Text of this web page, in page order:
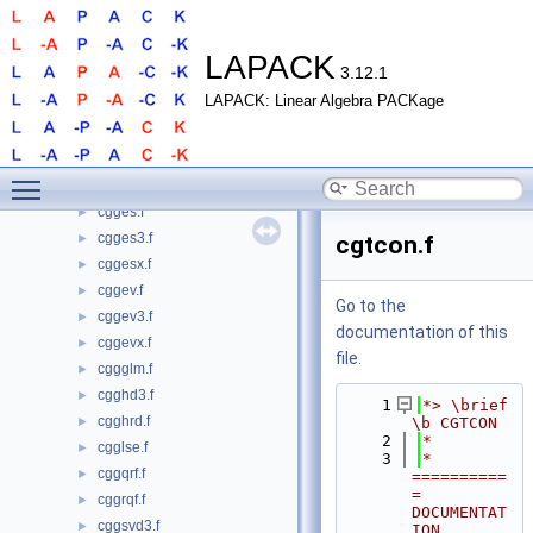
LAPACK 3.12.1
LAPACK: Linear Algebra PACKage
► cgetri.f
► cgetrs.f
► cgetsls.f
► cgetsqrhrt.f
► cggbak.f
► cgges.f
► cgges3.f
► cggesx.f
► cggev.f
► cggev3.f
► cggevx.f
► cggglm.f
► cgghd3.f
► cgghrd.f
► cgglse.f
► cggqrf.f
► cggrqf.f
► cggsvd3.f
cgtcon.f
Go to the
documentation of this
file.
    1
*> \brief
\b CGTCON
    2
*
    3
*
==========
=
DOCUMENTAT